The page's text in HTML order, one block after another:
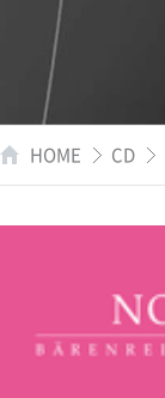
HOME CD